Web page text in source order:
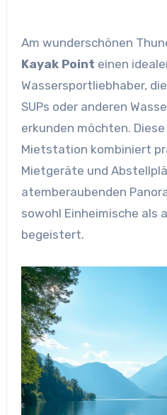
Am wunderschönen
Kayak Point einen
Wassersportliebhaber,
SUPs oder anderen
erkunden möchten.
Mietstation kombiniert
Mietgeräte und
atemberaubenden
sowohl Einheimische als
begeistert.